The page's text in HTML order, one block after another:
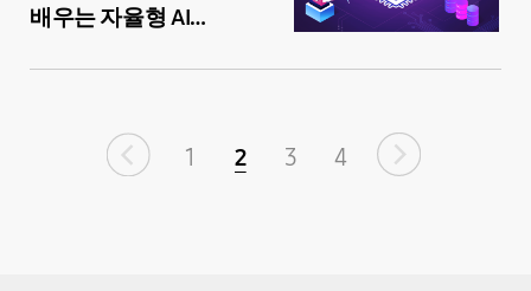
배우는 자율형 AI
1 2 3 4